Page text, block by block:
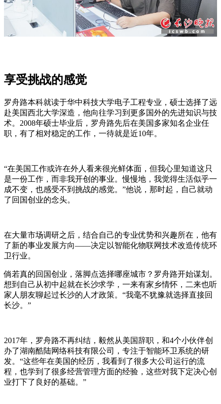
享受挑战的感觉
罗舟路本科就读于华中科技大学电子工程专业，硕士选择了远
赴美国西北大学深造，他向往学习到更多国外的先进知识与技
术。2008年硕士毕业后，罗舟路先后在美国多家知名企业任
职，有了相对稳定的工作，一待就是近10年。
“在美国工作或许在外人看来很光鲜体面，但我心里知道这只
是一份工作，而非我开创的事业。慢慢地，我觉得生活似乎一
成不变，也感受不到挑战的感觉。”他说，那时起，自己就动
了回国创业的念头。
在大量市场调研之后，结合自己的专业优势和兴趣所在，他有
了新的事业发展方向——决定以智能化物联网技术改造传统环
卫行业。
倘若真的回国创业，落脚点选择哪座城市？罗舟路开始谋划。
想到自己从初中起就在长沙求学，一来有家乡情怀，二来也听
家人朋友聊起过长沙的人才政策。“我毫不犹豫就选择直接回
长沙。”
2017年，罗舟路不再纠结，毅然从美国辞职，和4个小伙伴创
办了湖南酷陆网络科技有限公司，专注于智能环卫系统的研
发。“这些年在美国的经历，我看到了很多大公司运行的流
程，也学到了很多经营管理方面的经验，这些对我下定决心创
业打下了良好的基础。”